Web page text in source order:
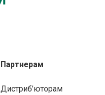
Партнерам
Дистриб’юторам